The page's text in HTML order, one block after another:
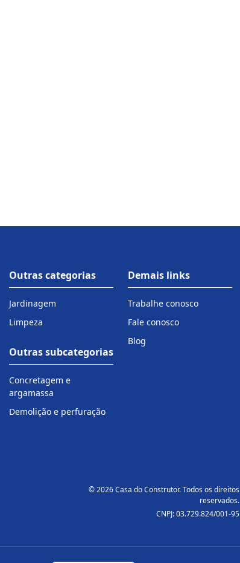
Outras categorias
Jardinagem
Limpeza
Outras subcategorias
Concretagem e
argamassa
Demolição e perfuração
Demais links
Trabalhe conosco
Fale conosco
Blog
© 2026 Casa do Construtor. Todos os direitos
reservados.
CNPJ: 03.729.824/001-95